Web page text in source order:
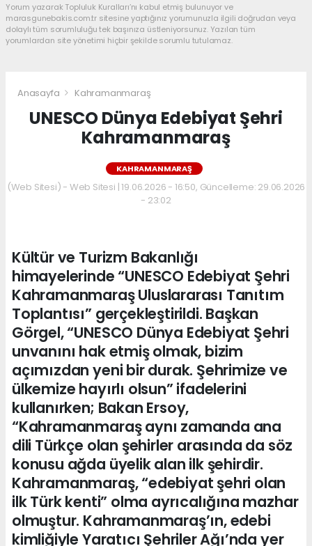
Yorum yazarak Topluluk Kuralları’nı kabul etmiş bulunuyor ve
marasgunebakis.com.tr sitesine yaptığınız yorumunuzla ilgili doğrudan veya
dolaylı tüm sorumluluğu tek başınıza üstleniyorsunuz. Yazılan tüm
yorumlardan site yönetimi hiçbir şekilde sorumlu tutulamaz.
Anasayfa Kahramanmaraş
UNESCO Dünya Edebiyat Şehri
Kahramanmaraş
KAHRAMANMARAŞ
(Web Sitesi) - Web Sitesi | 19.06.2026 - 16:50, Güncelleme: 29.06.2026
- 23:02
Kültür ve Turizm Bakanlığı
himayelerinde “UNESCO Edebiyat Şehri
Kahramanmaraş Uluslararası Tanıtım
Toplantısı” gerçekleştirildi. Başkan
Görgel, “UNESCO Dünya Edebiyat Şehri
unvanını hak etmiş olmak, bizim
açımızdan yeni bir durak. Şehrimize ve
ülkemize hayırlı olsun” ifadelerini
kullanırken; Bakan Ersoy,
“Kahramanmaraş aynı zamanda ana
dili Türkçe olan şehirler arasında da söz
konusu ağda üyelik alan ilk şehirdir.
Kahramanmaraş, “edebiyat şehri olan
ilk Türk kenti” olma ayrıcalığına mazhar
olmuştur. Kahramanmaraş’ın, edebi
kimliğiyle Yaratıcı Şehriler Ağı’nda yer